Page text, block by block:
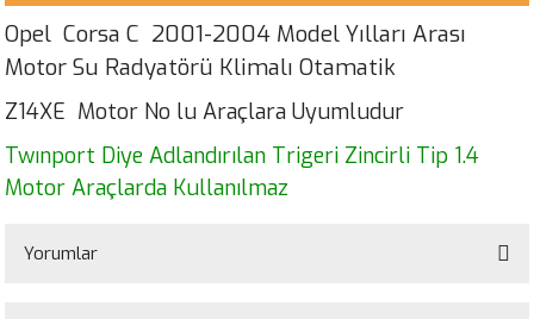
Opel Corsa C 2001-2004 Model Yılları Arası
Motor Su Radyatörü Klimalı Otamatik
Z14XE Motor No lu Araçlara Uyumludur
Twınport Diye Adlandırılan Trigeri Zincirli Tip 1.4
Motor Araçlarda Kullanılmaz
Yorumlar